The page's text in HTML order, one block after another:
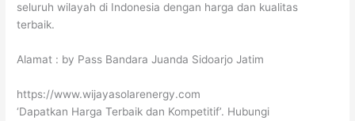
seluruh wilayah di Indonesia dengan harga dan kualitas
terbaik.
Alamat : by Pass Bandara Juanda Sidoarjo Jatim
https://www.wijayasolarenergy.com
‘Dapatkan Harga Terbaik dan Kompetitif’. Hubungi